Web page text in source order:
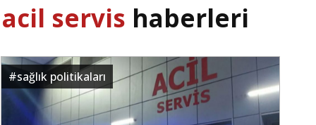
acil servis haberleri
#sağlık politikaları